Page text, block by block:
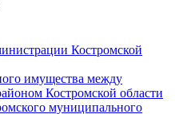
Костромской
имущества между
Костромской области
муниципального